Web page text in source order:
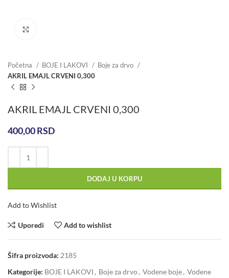
Početna BOJE I LAKOVI
Boje za drvo
AKRIL EMAJL CRVENI 0,300
AKRIL EMAJL CRVENI 0,300
400,00RSD
DODAJ U KORPU
Add to Wishlist
Uporedi Add to wishlist
Šifra proizvoda: 2185
Kategorije: BOJE I LAKOVI , Boje za drvo, Vodene boje, Vodene